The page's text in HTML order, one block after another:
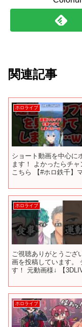
関連記事
ホロライブ
ショート動画を中心に
ます！ よかったらチ
こちら 【#ホロ鉄千】
ホロライブ
ご視聴ありがとうござ
画を投稿しています。
す！ 元動画様↓ 【
ホロライブ